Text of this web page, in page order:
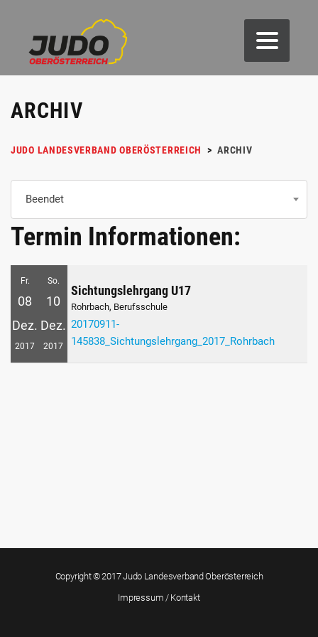
ARCHIV
JUDO LANDESVERBAND OBERÖSTERREICH > ARCHIV
Beendet
Termin Informationen:
Fr.
08
Dez.
2017
So.
10
Dez.
2017
Sichtungslehrgang U17
Rohrbach, Berufsschule
20170911-
145838_Sichtungslehrgang_2017_Rohrbach
Copyright © 2017 Judo Landesverband Oberösterreich
Impressum / Kontakt